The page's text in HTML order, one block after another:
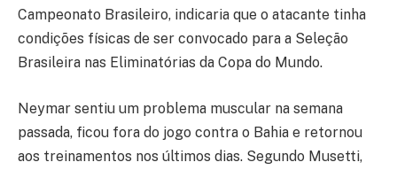
Campeonato Brasileiro, indicaria que o atacante tinha
condições físicas de ser convocado para a Seleção
Brasileira nas Eliminatórias da Copa do Mundo.
Neymar sentiu um problema muscular na semana
passada, ficou fora do jogo contra o Bahia e retornou
aos treinamentos nos últimos dias. Segundo Musetti,